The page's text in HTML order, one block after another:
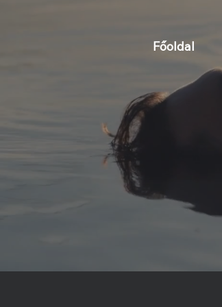
Főoldal